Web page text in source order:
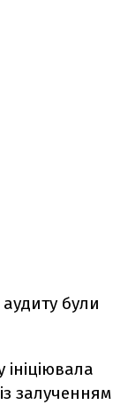
були
залученням